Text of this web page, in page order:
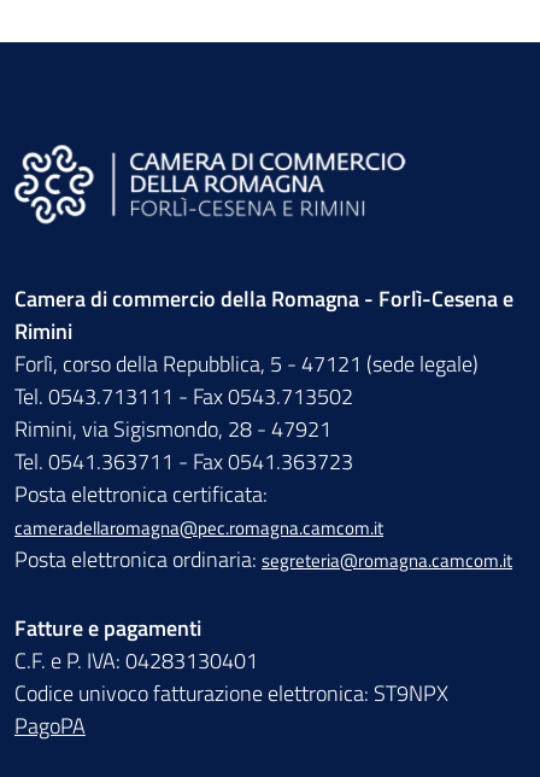
Camera di commercio della Romagna - Forlì-Cesena e
Rimini
Forlì, corso della Repubblica, 5 - 47121 (sede legale)
Tel. 0543.713111 - Fax 0543.713502
Rimini, via Sigismondo, 28 - 47921
Tel. 0541.363711 - Fax 0541.363723
Posta elettronica certificata:
cameradellaromagna@pec.romagna.camcom.it
Posta elettronica ordinaria: segreteria@romagna.camcom.it
Fatture e pagamenti
C.F. e P. IVA: 04283130401
Codice univoco fatturazione elettronica: ST9NPX
PagoPA